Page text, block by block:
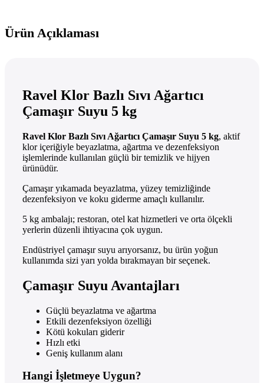
Ürün Açıklaması
Ravel Klor Bazlı Sıvı Ağartıcı
Çamaşır Suyu 5 kg
Ravel Klor Bazlı Sıvı Ağartıcı Çamaşır Suyu 5 kg, aktif
klor içeriğiyle beyazlatma, ağartma ve dezenfeksiyon
işlemlerinde kullanılan güçlü bir temizlik ve hijyen
ürünüdür.
Çamaşır yıkamada beyazlatma, yüzey temizliğinde
dezenfeksiyon ve koku giderme amaçlı kullanılır.
5 kg ambalajı; restoran, otel kat hizmetleri ve orta ölçekli
yerlerin düzenli ihtiyacına çok uygun.
Endüstriyel çamaşır suyu arıyorsanız, bu ürün yoğun
kullanımda sizi yarı yolda bırakmayan bir seçenek.
Çamaşır Suyu Avantajları
Güçlü beyazlatma ve ağartma
Etkili dezenfeksiyon özelliği
Kötü kokuları giderir
Hızlı etki
Geniş kullanım alanı
Hangi İşletmeye Uygun?